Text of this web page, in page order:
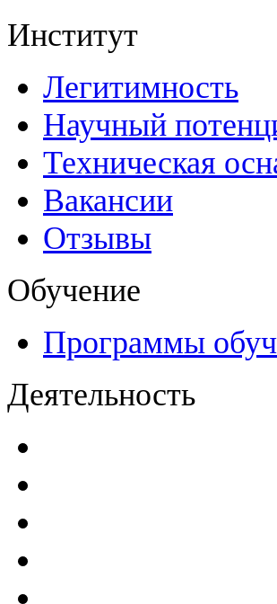
Институт
Легитимность
Научный
Техническая
Вакансии
Отзывы
Обучение
Программы
Деятельность